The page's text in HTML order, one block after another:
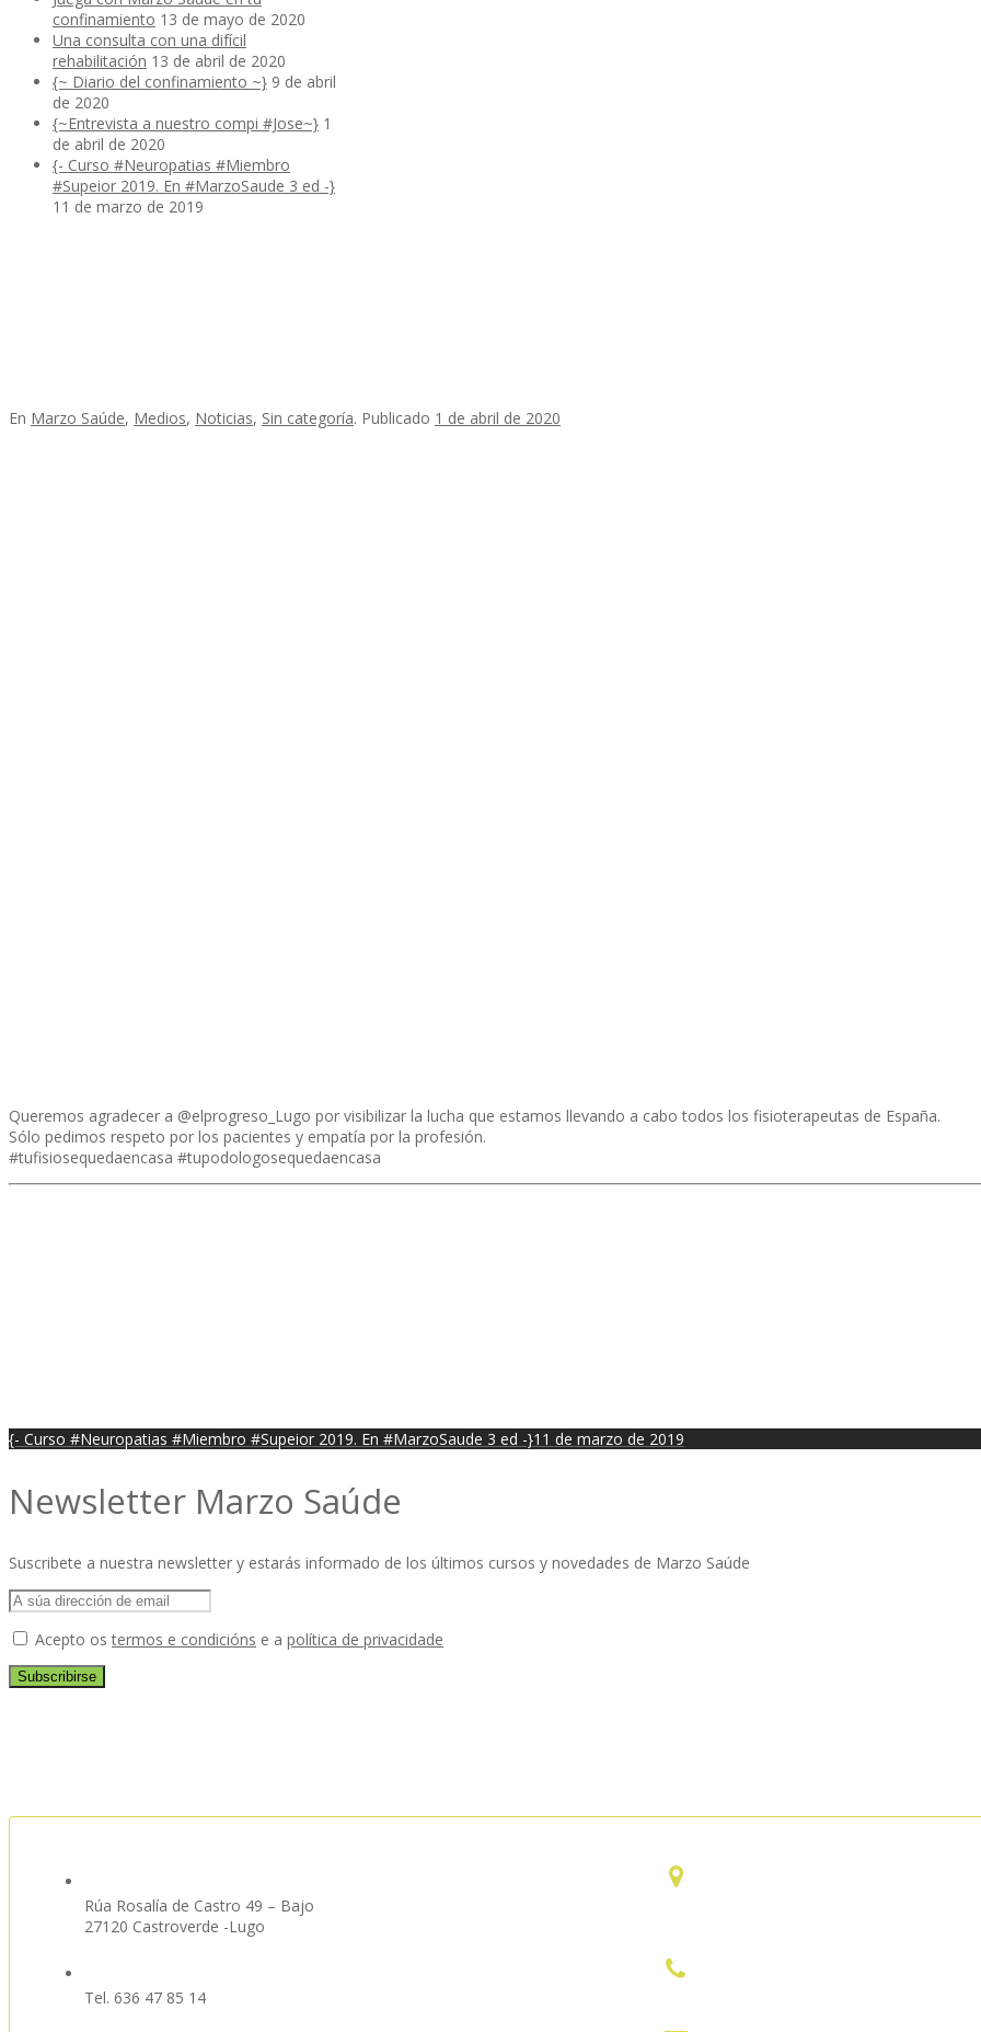
confinamiento 13 de mayo de 2020
Una consulta con una difícil
rehabilitación 13 de abril de 2020
{~ Diario del confinamiento ~} 9 de abril
de 2020
{~Entrevista a nuestro compi #Jose~} 1
de abril de 2020
{- Curso #Neuropatias #Miembro
#Supeior 2019. En #MarzoSaude 3 ed -}
11 de marzo de 2019
En Marzo Saúde, Medios, Noticias, Sin categoría. Publicado 1 de abril de 2020
Queremos agradecer a @elprogreso_Lugo por visibilizar la lucha que estamos llevando a cabo todos los fisioterapeutas de España.
Sólo pedimos respeto por los pacientes y empatía por la profesión.
#tufisiosequedaencasa #tupodologosequedaencasa
{- Curso #Neuropatias #Miembro #Supeior 2019. En #MarzoSaude 3 ed -}11 de marzo de 2019
Newsletter Marzo Saúde
Suscribete a nuestra newsletter y estarás informado de los últimos cursos y novedades de Marzo Saúde
Acepto ostermos e condicións e a política de privacidade
Rúa Rosalía de Castro 49 – Bajo
27120 Castroverde -Lugo
Tel. 636 47 85 14